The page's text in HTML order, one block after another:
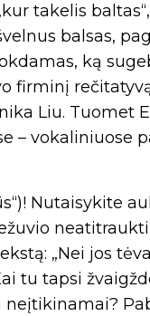
takelis
balsas,
ką
firminį
Liu. Tuomet
– vokaliniuose
Nutaisykite
„Nei jos
tu tapsi